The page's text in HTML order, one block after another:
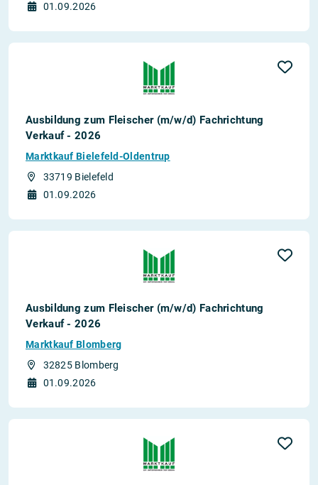
01.09.2026
Ausbildung zum Fleischer (m/w/d) Fachrichtung
Verkauf - 2026
Marktkauf Bielefeld-Oldentrup
33719 Bielefeld
01.09.2026
Ausbildung zum Fleischer (m/w/d) Fachrichtung
Verkauf - 2026
Marktkauf Blomberg
32825 Blomberg
01.09.2026